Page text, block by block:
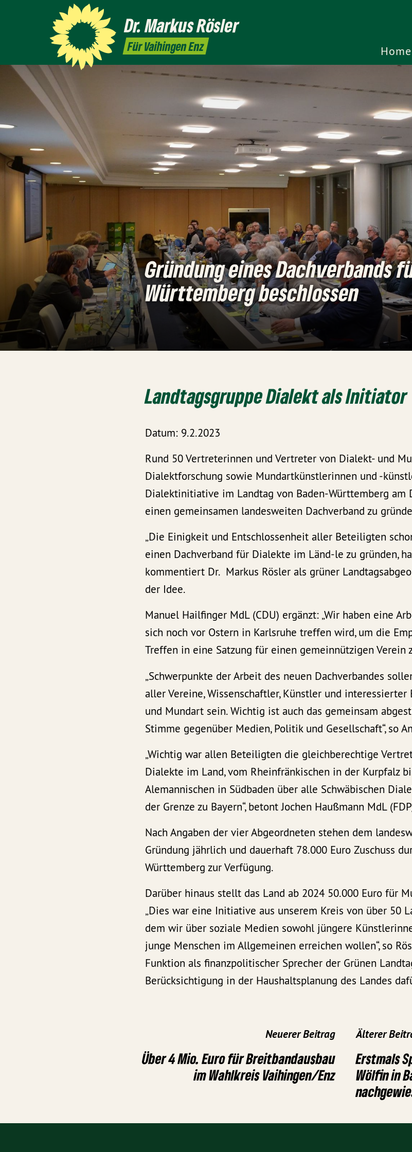
Dr. MarkusRösler
Für Vaihingen Enz Home
Gründung eines Dachverbands
Württemberg beschlossen
Landtagsgruppe Dialekt als Initiator
Datum: 9.2.2023
Rund 50 Vertreterinnen und Vertreter von Dialekt- und
Dialektforschung sowie Mundartkünstlerinnen und -
Dialektinitiative im Landtag von Baden-Württemberg am
einen gemeinsamen landesweiten Dachverband zu
„Die Einigkeit und Entschlossenheit aller Beteiligten
einen Dachverband für Dialekte im Länd-le zu gründen,
kommentiert Dr. Markus Rösler als grüner
der Idee.
Manuel Hailfinger MdL (CDU) ergänzt: „Wir haben eine
sich noch vor Ostern in Karlsruhe treffen wird, um die
Treffen in eine Satzung für einen gemeinnützigen Verein
„Schwerpunkte der Arbeit des neuen Dachverbandes
aller Vereine, Wissenschaftler, Künstler und
und Mundart sein. Wichtig ist auch das gemeinsam
Stimme gegenüber Medien, Politik und Gesellschaft“, so
„Wichtig war allen Beteiligten die gleichberechtige
Dialekte im Land, vom Rheinfränkischen in der Kurpfalz
Alemannischen in Südbaden über alle Schwäbischen
der Grenze zu Bayern“, betont Jochen Haußmann MdL
Nach Angaben der vier Abgeordneten stehen dem
Gründung jährlich und dauerhaft 78.000 Euro Zuschuss
Württemberg zur Verfügung.
Darüber hinaus stellt das Land ab 2024 50.000 Euro für
„Dies war eine Initiative aus unserem Kreis von über 50
dem wir über soziale Medien sowohl jüngere
junge Menschen im Allgemeinen erreichen wollen“, so
Funktion als finanzpolitischer Sprecher der Grünen
Berücksichtigung in der Haushaltsplanung des Landes
Neuerer Beitrag
Über 4 Mio. Euro für Breitbandausbau
im Wahlkreis Vaihingen/Enz
Älterer
Erstmals
Wölfin in